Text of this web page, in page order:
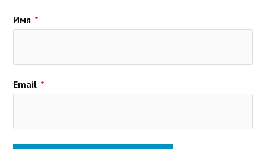
Имя *
Email *